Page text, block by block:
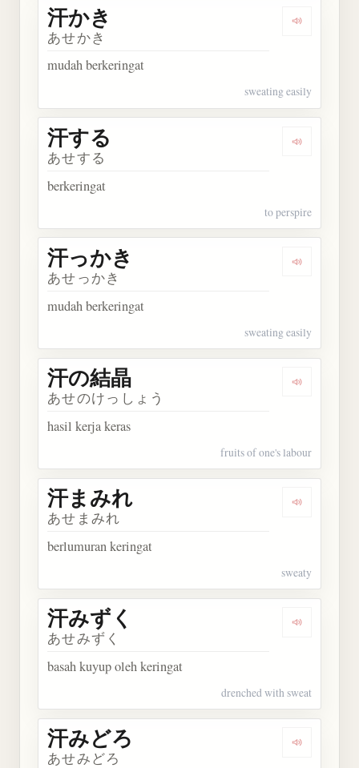
Dengarkan
汗かき
あせかき
mudah berkeringat
sweating easily
Dengarkan
汗する
あせする
berkeringat
to perspire
Dengarkan
汗っかき
あせっかき
mudah berkeringat
sweating easily
Dengarkan
汗の結晶
あせのけっしょう
hasil kerja keras
fruits of one's labour
Dengarkan
汗まみれ
あせまみれ
berlumuran keringat
sweaty
Dengarkan
汗みずく
あせみずく
basah kuyup oleh keringat
drenched with sweat
Dengarkan
汗みどろ
あせみどろ